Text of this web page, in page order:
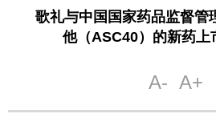
歌礼与中国国家药品监督管
他（ASC40）的新药上